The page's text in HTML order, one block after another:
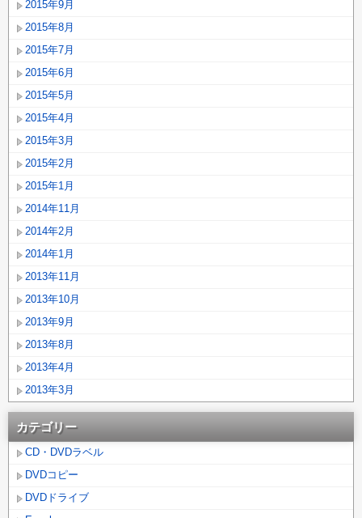
2015年9月
2015年8月
2015年7月
2015年6月
2015年5月
2015年4月
2015年3月
2015年2月
2015年1月
2014年11月
2014年2月
2014年1月
2013年11月
2013年10月
2013年9月
2013年8月
2013年4月
2013年3月
カテゴリー
CD・DVDラベル
DVDコピー
DVDドライブ